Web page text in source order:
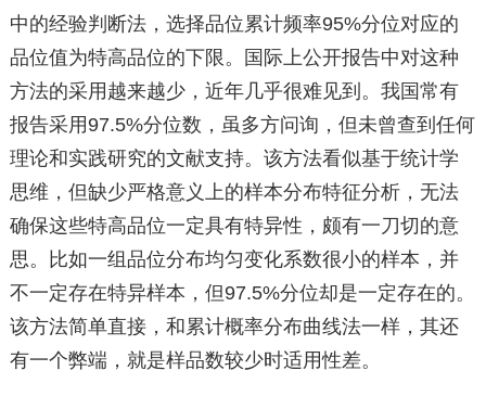
中的经验判断法，选择品位累计频率95%分位对应的
品位值为特高品位的下限。国际上公开报告中对这种
方法的采用越来越少，近年几乎很难见到。我国常有
报告采用97.5%分位数，虽多方问询，但未曾查到任何
理论和实践研究的文献支持。该方法看似基于统计学
思维，但缺少严格意义上的样本分布特征分析，无法
确保这些特高品位一定具有特异性，颇有一刀切的意
思。比如一组品位分布均匀变化系数很小的样本，并
不一定存在特异样本，但97.5%分位却是一定存在的。
该方法简单直接，和累计概率分布曲线法一样，其还
有一个弊端，就是样品数较少时适用性差。